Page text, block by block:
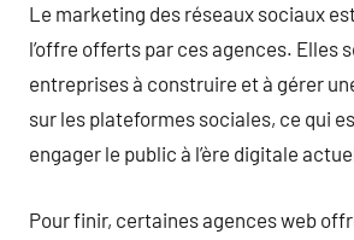
Le marketing des réseaux sociaux
l’offre offerts par ces agences. Elles
entreprises à construire et à gérer
sur les plateformes sociales, ce qui
engager le public à l’ère digitale
Pour finir, certaines agences web